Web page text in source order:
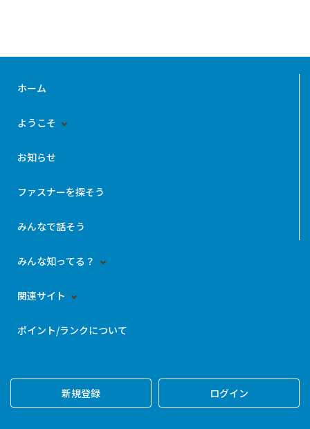
ホーム
ようこそ
お知らせ
ファスナーを探そう
みんなで話そう
みんな知ってる？
関連サイト
ポイント/ランクについて
新規登録 ログイン